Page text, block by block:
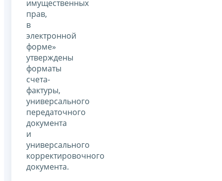
имущественных
прав,
в
электронной
форме»
утверждены
форматы
счета-
фактуры,
универсального
передаточного
документа
и
универсального
корректировочного
документа.